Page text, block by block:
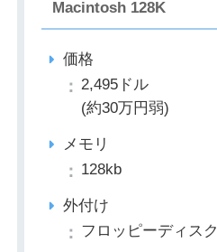
Macintosh 128K
価格
2,495ドル
(約30万円弱)
メモリ
128kb
外付け
フロッピーディスク